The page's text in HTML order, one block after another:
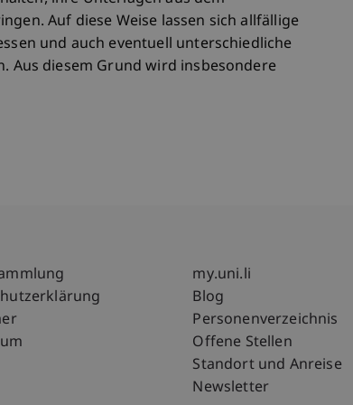
Auf diese Weise lassen sich allfällige
und auch eventuell unterschiedliche
Aus diesem Grund wird insbesondere
Rechtliche Hinweise
Fußzeile
my.uni.li
Blog
Personenverzeichnis
Offene Stellen
Standort und Anreise
Newsletter